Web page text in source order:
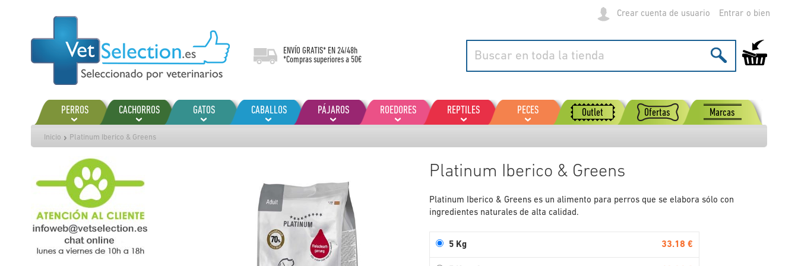
contenido
Crear cuenta de usuario Entrar
ENVÍO GRATIS* EN 24/48h
*Compras superiores a 50€
Mi carrito de
PERROS CACHORROS GATOS CABALLOS PÁJAROS ROEDORES REPTILES PECES Outlet Ofertas Marcas
Inicio Platinum Iberico & Greens
Platinum Iberico & Greens
Platinum Iberico & Greens es un alimento para perros que se elabora sólo con
ingredientes naturales de alta calidad.
5 Kg 33.18 €